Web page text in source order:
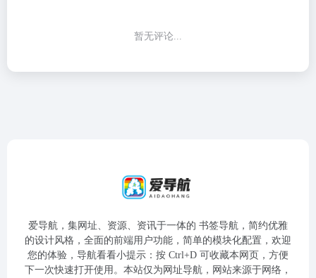
暂无评论...
爱导航，集网址、资源、资讯于一体的 书签导航，简约优雅
的设计风格，全面的前端用户功能，简单的模块化配置，欢迎
您的体验，导航看看小提示：按 Ctrl+D 可收藏本网页，方便
下一次快速打开使用。本站仅为网址导航，网站来源于网络，